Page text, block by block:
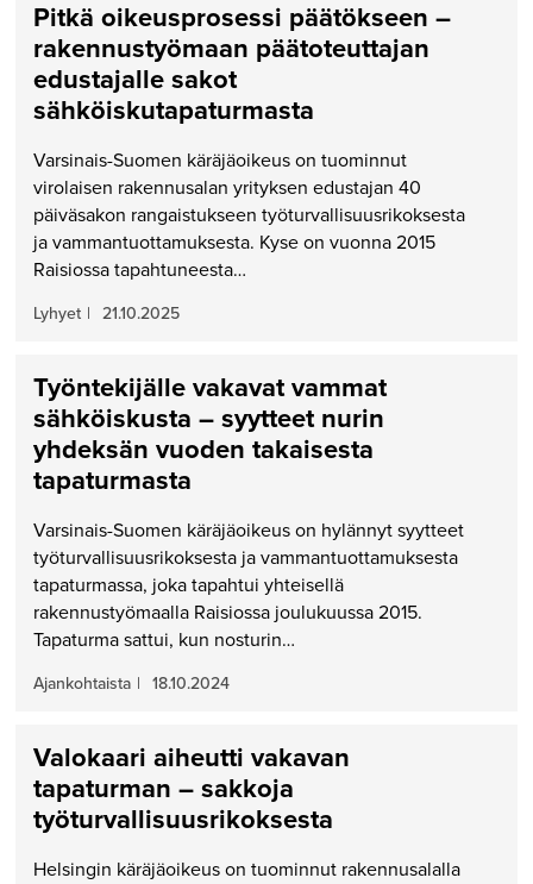
Pitkä oikeusprosessi päätökseen –
rakennustyömaan päätoteuttajan
edustajalle sakot
sähköiskutapaturmasta
Varsinais-Suomen käräjäoikeus on tuominnut
virolaisen rakennusalan yrityksen edustajan 40
päiväsakon rangaistukseen työturvallisuusrikoksesta
ja vammantuottamuksesta. Kyse on vuonna 2015
Raisiossa tapahtuneesta…
Lyhyet | 21.10.2025
Työntekijälle vakavat vammat
sähköiskusta – syytteet nurin
yhdeksän vuoden takaisesta
tapaturmasta
Varsinais-Suomen käräjäoikeus on hylännyt syytteet
työturvallisuusrikoksesta ja vammantuottamuksesta
tapaturmassa, joka tapahtui yhteisellä
rakennustyömaalla Raisiossa joulukuussa 2015.
Tapaturma sattui, kun nosturin…
Ajankohtaista | 18.10.2024
Valokaari aiheutti vakavan
tapaturman – sakkoja
työturvallisuusrikoksesta
Helsingin käräjäoikeus on tuominnut rakennusalalla